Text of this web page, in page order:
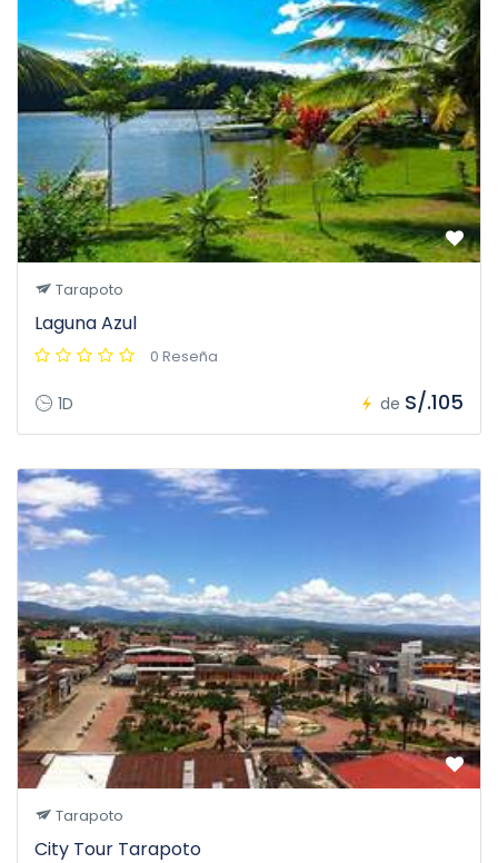
Tarapoto
Laguna Azul
0 Reseña
1D de S/.105
Tarapoto
City Tour Tarapoto